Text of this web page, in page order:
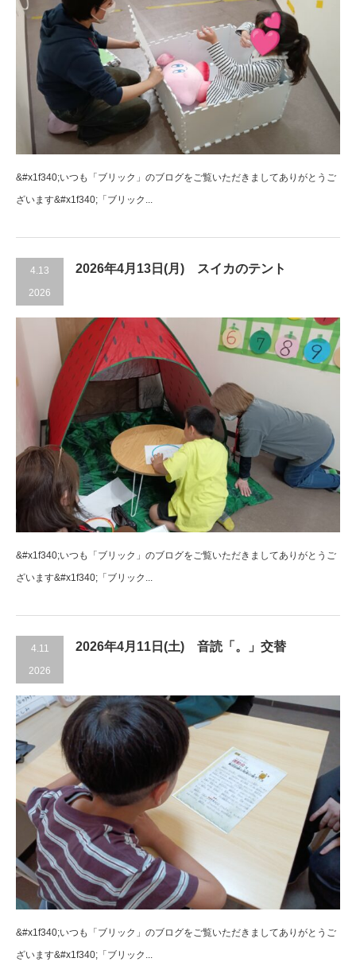
&#x1f340;いつも「ブリック」のブログをご覧いただきましてありがとうご
ざいます&#x1f340;「ブリック...
4.13
2026
2026年4月13日(月) スイカのテント
&#x1f340;いつも「ブリック」のブログをご覧いただきましてありがとうご
ざいます&#x1f340;「ブリック...
4.11
2026
2026年4月11日(土) 音読「。」交替
&#x1f340;いつも「ブリック」のブログをご覧いただきましてありがとうご
ざいます&#x1f340;「ブリック...